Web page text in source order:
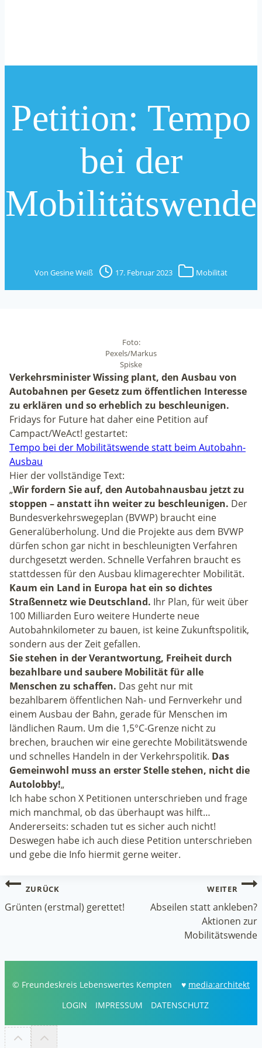
Petition: Tempo
bei der
Mobilitätswende
Von Gesine Weiß 17. Februar 2023 Mobilität
Foto:
Pexels/Markus
Spiske
Verkehrsminister Wissing plant, den Ausbau von
Autobahnen per Gesetz zum öffentlichen Interesse
zu erklären und so erheblich zu beschleunigen.
Fridays for Future hat daher eine Petition auf
Campact/WeAct! gestartet:
Tempo bei der Mobilitätswende statt beim Autobahn-
Ausbau
Hier der vollständige Text:
„Wir fordern Sie auf, den Autobahnausbau jetzt zu
stoppen – anstatt ihn weiter zu beschleunigen. Der
Bundesverkehrswegeplan (BVWP) braucht eine
Generalüberholung. Und die Projekte aus dem BVWP
dürfen schon gar nicht in beschleunigten Verfahren
durchgesetzt werden. Schnelle Verfahren braucht es
stattdessen für den Ausbau klimagerechter Mobilität.
Kaum ein Land in Europa hat ein so dichtes
Straßennetz wie Deutschland. Ihr Plan, für weit über
100 Milliarden Euro weitere Hunderte neue
Autobahnkilometer zu bauen, ist keine Zukunftspolitik,
sondern aus der Zeit gefallen.
Sie stehen in der Verantwortung, Freiheit durch
bezahlbare und saubere Mobilität für alle
Menschen zu schaffen. Das geht nur mit
bezahlbarem öffentlichen Nah- und Fernverkehr und
einem Ausbau der Bahn, gerade für Menschen im
ländlichen Raum. Um die 1,5°C-Grenze nicht zu
brechen, brauchen wir eine gerechte Mobilitätswende
und schnelles Handeln in der Verkehrspolitik. Das
Gemeinwohl muss an erster Stelle stehen, nicht die
Autolobby!„
Ich habe schon X Petitionen unterschrieben und frage
mich manchmal, ob das überhaupt was hilft…
Andererseits: schaden tut es sicher auch nicht!
Deswegen habe ich auch diese Petition unterschrieben
und gebe die Info hiermit gerne weiter.
Beitragsnavigation
ZURÜCK
Grünten (erstmal) gerettet!
WEITER
Abseilen statt ankleben?
Aktionen zur
Mobilitätswende
© Freundeskreis Lebenswertes Kempten ♥ media:architekt
LOGIN
IMPRESSUM DATENSCHUTZ